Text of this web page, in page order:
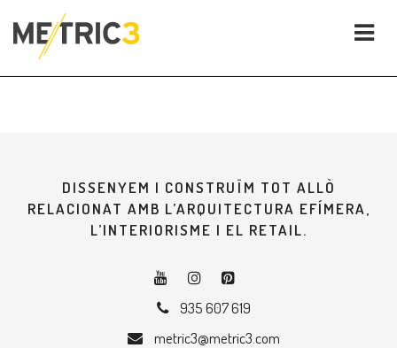
DISSENYEM I CONSTRUÏM TOT ALLÒ
RELACIONAT AMB L’ARQUITECTURA EFÍMERA,
L’INTERIORISME I EL RETAIL.
935 607 619
metric3@metric3.com